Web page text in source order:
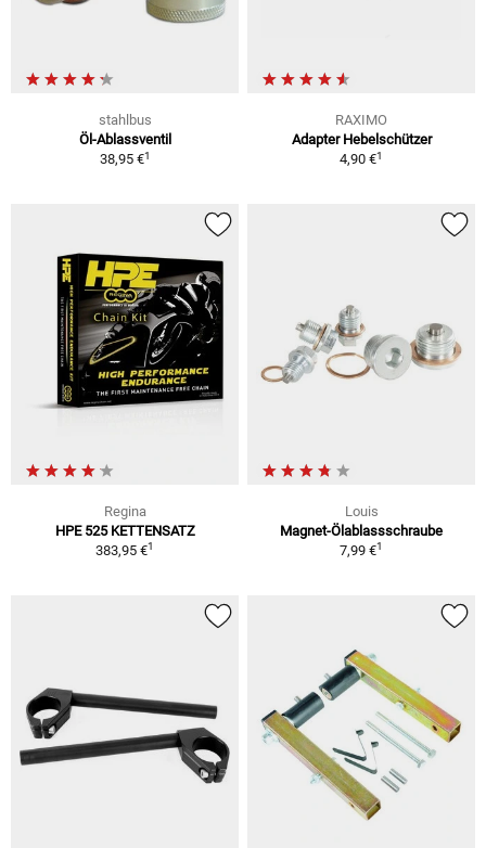
stahlbus
Öl-Ablassventil
38,95 €1
RAXIMO
Adapter Hebelschützer
4,90 €1
Regina
HPE 525 KETTENSATZ
383,95 €1
Louis
Magnet-Ölablassschraube
7,99 €1